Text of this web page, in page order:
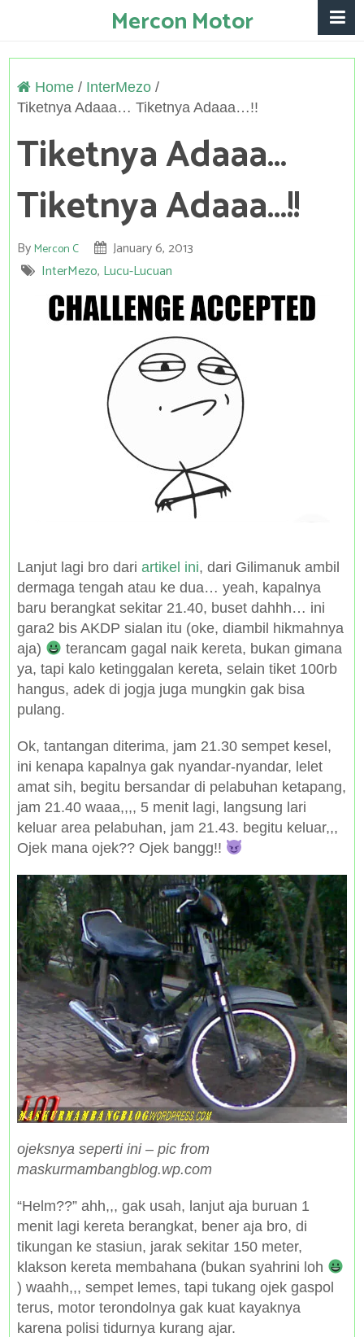
Mercon Motor
Home/ InterMezo/
Tiketnya Adaaa… Tiketnya Adaaa…!!
Tiketnya Adaaa…
Tiketnya Adaaa…!!
ByMercon C
January 6, 2013
InterMezo, Lucu-Lucuan
Lanjut lagi bro dari artikel ini, dari Gilimanuk ambil
dermaga tengah atau ke dua… yeah, kapalnya
baru berangkat sekitar 21.40, buset dahhh… ini
gara2 bis AKDP sialan itu (oke, diambil hikmahnya
aja)
terancam gagal naik kereta, bukan gimana
ya, tapi kalo ketinggalan kereta, selain tiket 100rb
hangus, adek di jogja juga mungkin gak bisa
pulang.
Ok, tantangan diterima, jam 21.30 sempet kesel,
ini kenapa kapalnya gak nyandar-nyandar, lelet
amat sih, begitu bersandar di pelabuhan ketapang,
jam 21.40 waaa,,,, 5 menit lagi, langsung lari
keluar area pelabuhan, jam 21.43. begitu keluar,,,
Ojek mana ojek?? Ojek bangg!!
ojeksnya seperti ini – pic from
maskurmambangblog.wp.com
“Helm??” ahh,,, gak usah, lanjut aja buruan 1
menit lagi kereta berangkat, bener aja bro, di
tikungan ke stasiun, jarak sekitar 150 meter,
klakson kereta membahana (bukan syahrini loh
) waahh,,, sempet lemes, tapi tukang ojek gaspol
terus, motor terondolnya gak kuat kayaknya
karena polisi tidurnya kurang ajar.